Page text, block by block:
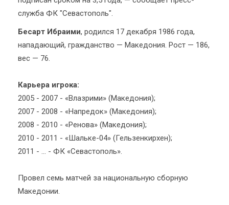
служба ФК "Севастополь".
Бесарт Ибраими, родился 17 декабря 1986 года,
нападающий, гражданство — Македония. Рост — 186,
вес — 76.
Карьера игрока:
2005 - 2007 - «Влазрими» (Македония);
2007 - 2008 - «Напредок» (Македония);
2008 - 2010 - «Ренова» (Македония);
2010 - 2011 - «Шальке-04» (Гельзенкирхен);
2011 - … - ФК «Севастополь».
Провел семь матчей за национальную сборную
Македонии.